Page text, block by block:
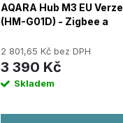
AQARA Hub M3 EU Verze
(HM-G01D) - Zigbee a
2 801,65 Kč bez DPH
3 390 Kč
Skladem